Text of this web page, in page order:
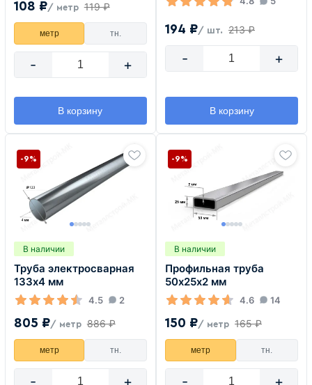
108 ₽/ метр 119 ₽
метр тн.
- +
В корзину
194 ₽/ шт. 213 ₽
- +
В корзину
В наличии
Труба электросварная
133х4 мм
4.5 2
805 ₽/ метр 886 ₽
-9%
метр тн.
- +
В наличии
Профильная труба
50х25х2 мм
4.6 14
150 ₽/ метр 165 ₽
-9%
метр тн.
- +